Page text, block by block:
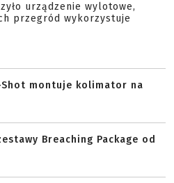
urządzenie wylotowe,
przegród wykorzystuje
Shot montuje kolimator na
Breaching Package od